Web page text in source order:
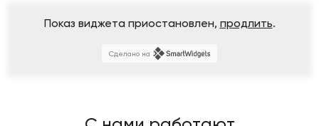
Показ виджета приостановлен, продлить.
Сделано на